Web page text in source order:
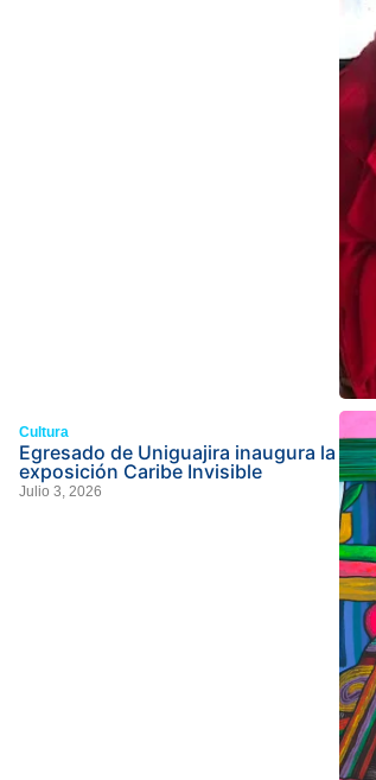
Cultura
Egresado de Uniguajira inaugura la
exposición Caribe Invisible
Julio 3, 2026